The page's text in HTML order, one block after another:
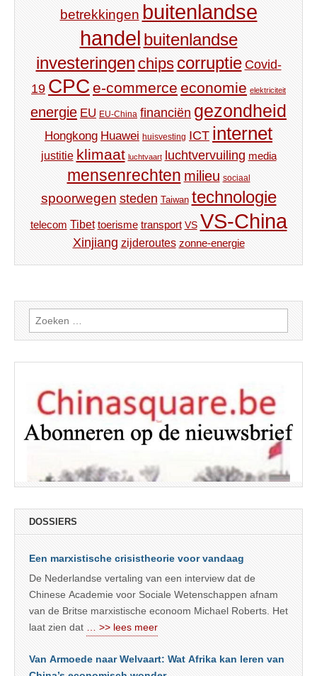
betrekkingen buitenlandse
handel buitenlandse
investeringen chips corruptie Covid-
19 CPC e-commerce economie elektriciteit
energie EU EU-China financiën gezondheid
Hongkong Huawei huisvesting ICT internet
justitie klimaat luchtvaart luchtvervuiling media
mensenrechten milieu sociaal
spoorwegen steden Taiwan technologie
telecom Tibet toerisme transport VS VS-China
Xinjiang zijderoutes zonne-energie
Zoeken
naar:
DOSSIERS
Een marxistische crisistheorie voor vandaag
De Nederlandse vertaling van een interview dat de
Chinese Academie voor Sociale Wetenschappen afnam
van de Britse marxistische econoom Michael Roberts. Het
laat zien dat
… >> lees meer
Van Armoede naar Welvaart: Wat Afrika kan leren van